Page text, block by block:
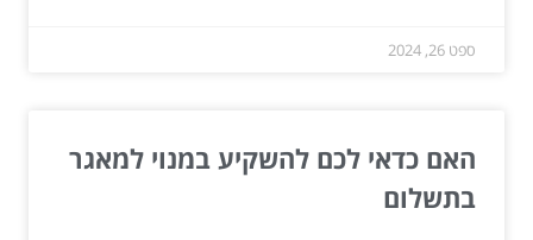
ספט 26, 2024
האם כדאי לכם להשקיע במנוי למאגר
בתשלום